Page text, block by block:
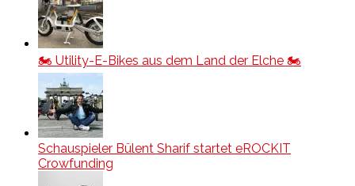
🏍️ Utility-E-Bikes aus dem Land der Elche 🏍️
Schauspieler Bülent Sharif startet eROCKIT
Crowfunding